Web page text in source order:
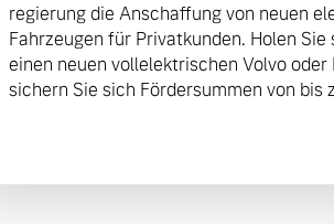
regierung die Anschaffung von neuen
Fahrzeugen für Privatkunden. Holen
einen neuen vollelektrischen Volvo
sichern Sie sich Fördersummen von bis